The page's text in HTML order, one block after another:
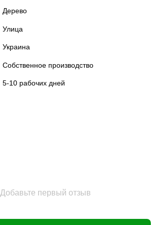
Дерево
Улица
Украина
Собственное производство
5-10 рабочих дней
Добавьте первый отзыв